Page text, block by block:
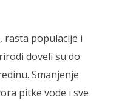
rasta populacije i
doveli su do
Smanjenje
pitke vode i sve